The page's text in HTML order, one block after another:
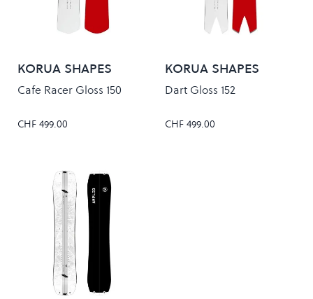
KORUA SHAPES
Cafe Racer Gloss 150
CHF 499.00
KORUA SHAPES
Dart Gloss 152
CHF 499.00